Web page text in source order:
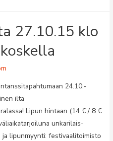
27.10.15 klo
24.10.‐
ilta
Lipun hintaan (14 € / 8 €
unkarilais-
lipunmyynti: festivaalitoimisto